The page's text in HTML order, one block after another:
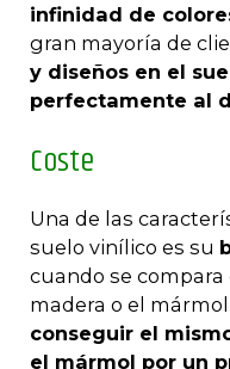
infinidad de
gran mayoría de
y diseños en el
perfectamente al
Coste
Una de las
suelo vinílico es su
cuando se compara
madera o el
conseguir el
el mármol por un